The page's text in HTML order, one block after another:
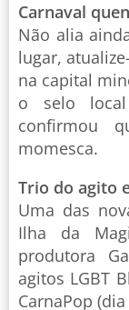
Carnaval
Não alia
lugar,
na capital
o selo
confirmou
momesca.
Trio do agito
Uma das
Ilha da
produtora
agitos LGBT
CarnaPop